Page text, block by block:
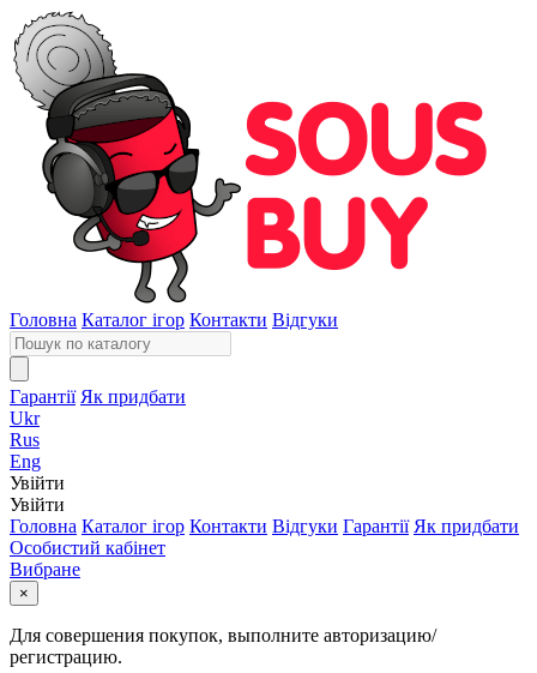
Головна Каталог ігор Контакти Відгуки
Гарантії Як придбати
Ukr
Rus
Eng
Увійти
Увійти
Головна Каталог ігор Контакти Відгуки Гарантії Як придбати
Особистий кабінет
Вибране
×
Для совершения покупок, выполните авторизацию/
регистрацию.